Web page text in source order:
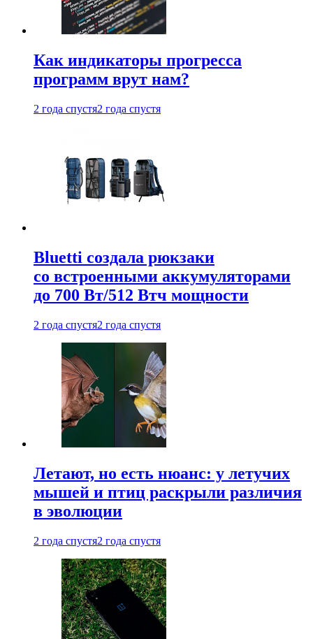
Как индикаторы прогресса
программ врут нам?
2 года спустя2 года спустя
Bluetti создала рюкзаки
со встроенными аккумуляторами
до 700 Вт/512 Втч мощности
2 года спустя2 года спустя
Летают, но есть нюанс: у летучих
мышей и птиц раскрыли различия
в эволюции
2 года спустя2 года спустя